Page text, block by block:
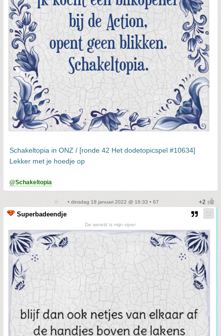
Schakeltopia in ONZ / [ronde 42 Het dodetopicspel #10634]
Lekker met je hoedje op
@Schakeltopia
• dinsdag 18 januari 2022 @ 16:33 • 67
Superbadeendje
De wereld is mijn vijver